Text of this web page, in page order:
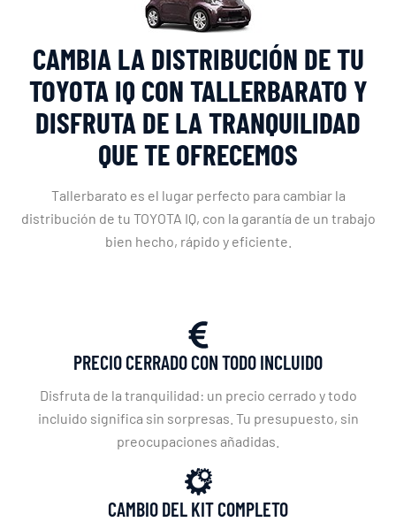
CAMBIA LA DISTRIBUCIÓN DE TU
TOYOTA IQ CON TALLERBARATO Y
DISFRUTA DE LA TRANQUILIDAD
QUE TE OFRECEMOS
Tallerbarato es el lugar perfecto para cambiar la
distribución de tu TOYOTA IQ, con la garantía de un trabajo
bien hecho, rápido y eficiente.
PRECIO CERRADO CON TODO INCLUIDO
Disfruta de la tranquilidad: un precio cerrado y todo
incluido significa sin sorpresas. Tu presupuesto, sin
preocupaciones añadidas.
CAMBIO DEL KIT COMPLETO